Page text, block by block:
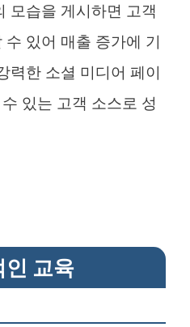
모습을 게시하면 고객
있어 매출 증가에 기
력한 소셜 미디어 페이
있는 고객 소스로 성
인 교육